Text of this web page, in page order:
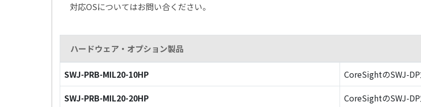
対応OSについてはお問い合ください。
ハードウェア・オプション製品
SWJ-PRB-MIL20-10HP
CoreSightのSWJ-
SWJ-PRB-MIL20-20HP
CoreSightのSWJ-